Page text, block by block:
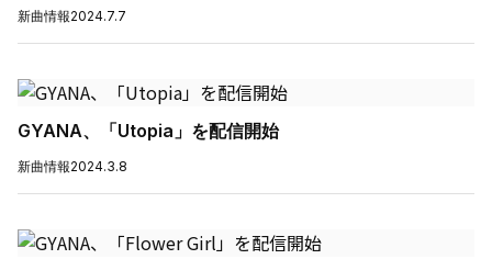
新曲情報2024.7.7
GYANA、「Utopia」を配信開始
新曲情報2024.3.8